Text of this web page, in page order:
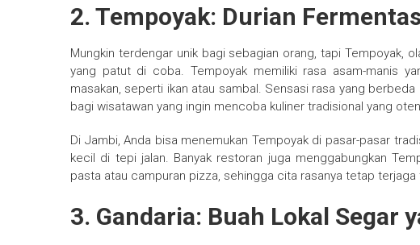
2. Tempoyak: Durian
Mungkin terdengar unik bagi sebagian orang, tapi Tempoyak,
yang patut di coba. Tempoyak memiliki rasa asam-manis
masakan, seperti ikan atau sambal. Sensasi rasa yang
bagi wisatawan yang ingin mencoba kuliner tradisional yang
Di Jambi, Anda bisa menemukan Tempoyak di pasar-pasar
kecil di tepi jalan. Banyak restoran juga menggabungkan
pasta atau campuran pizza, sehingga cita rasanya tetap
3. Gandaria: Buah Lokal Segar